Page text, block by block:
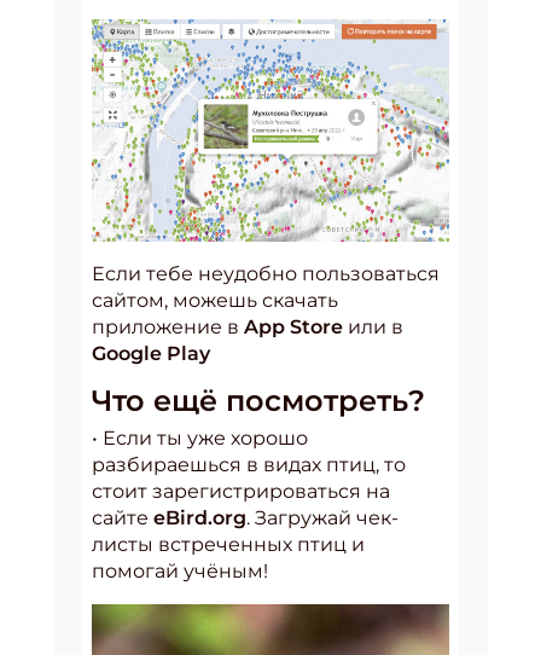
Если тебе неудобно пользоваться
сайтом, можешь скачать
приложение в App Store или в
Google Play
Что ещё посмотреть?
• Если ты уже хорошо
разбираешься в видах птиц, то
стоит зарегистрироваться на
сайте eBird.org. Загружай чек-
листы встреченных птиц и
помогай учёным!